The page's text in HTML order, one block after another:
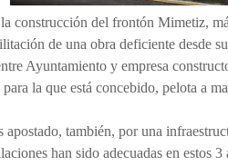
construcción del frontón Mimetiz,
de una obra deficiente desde
Ayuntamiento y empresa
la que está concebido, pelota a
apostado, también, por una
han sido adecuadas en estos